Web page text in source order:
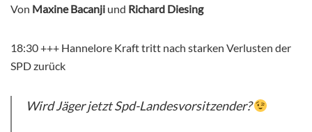
Von Maxine Bacanji und Richard Diesing
18:30 +++ Hannelore Kraft tritt nach starken Verlusten der
SPD zurück
Wird Jäger jetzt Spd-Landesvorsitzender?